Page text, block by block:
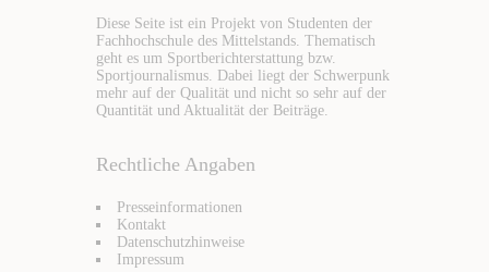
Diese Seite ist ein Projekt von Studenten der
Fachhochschule des Mittelstands. Thematisch
geht es um Sportberichterstattung bzw.
Sportjournalismus. Dabei liegt der Schwerpunk
mehr auf der Qualität und nicht so sehr auf der
Quantität und Aktualität der Beiträge.
Rechtliche Angaben
Presseinformationen
Kontakt
Datenschutzhinweise
Impressum